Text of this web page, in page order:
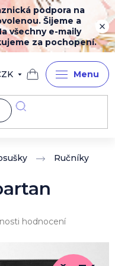
podpora na
Šijeme a
všechny e-maily
za pochopení.
Nákupní
košík
Ručníky
hodnocení